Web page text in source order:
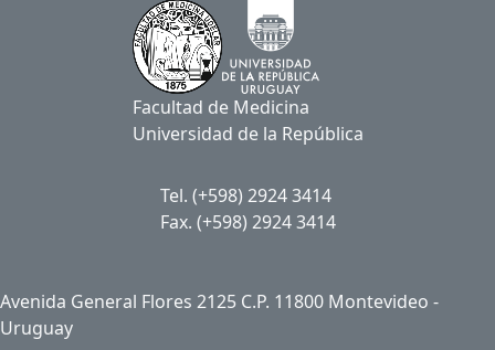
Facultad de Medicina
Universidad de la República
Tel. (+598) 2924 3414
Fax. (+598) 2924 3414
Avenida General Flores 2125 C.P. 11800 Montevideo -
Uruguay